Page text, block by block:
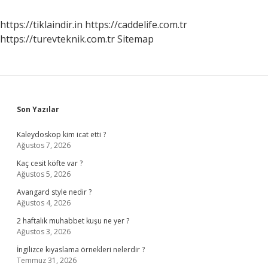
https://tiklaindir.in https://caddelife.com.tr
https://turevteknik.com.trSitemap
Sidebar
Son Yazılar
Kaleydoskop kim icat etti ?
Ağustos 7, 2026
Kaç cesit köfte var ?
Ağustos 5, 2026
Avangard style nedir ?
Ağustos 4, 2026
2 haftalık muhabbet kuşu ne yer ?
Ağustos 3, 2026
İngilizce kıyaslama örnekleri nelerdir ?
Temmuz 31, 2026